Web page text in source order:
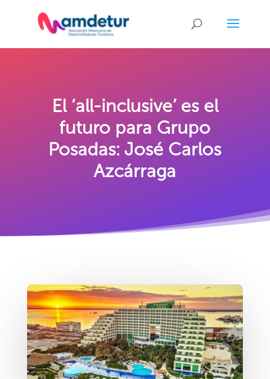
El ‘all-inclusive’ es el
futuro para Grupo
Posadas: José Carlos
Azcárraga